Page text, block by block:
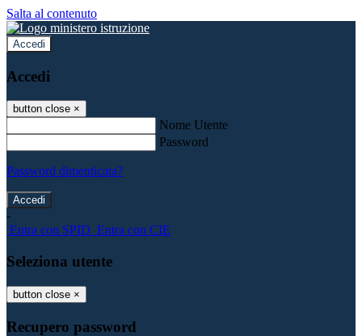
Salta al contenuto
Accedi
Accedi
button close ×
Nome Utente
Password
Password dimenticata?
-
Entra con SPID Entra con CIE
Seleziona utente
button close ×
Recupero password